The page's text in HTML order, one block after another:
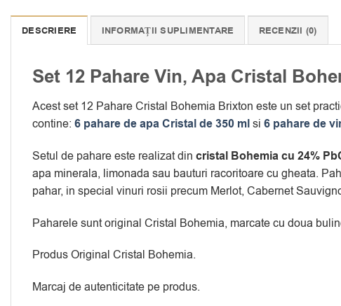
DESCRIERE INFORMAȚII SUPLIMENTARE RECENZII (0)
Set 12 Pahare Vin, Apa Cristal
Acest set 12 Pahare Cristal Bohemia Brixton este un set
contine: 6 pahare de apa Cristal de 350 mlsi 6 pahare de
Setul de pahare este realizat din cristal Bohemia cu 24%
apa minerala, limonada sau bauturi racoritoare cu gheata.
pahar, in special vinuri rosii precum Merlot, Cabernet
Paharele sunt original Cristal Bohemia, marcate cu doua
Produs Original Cristal Bohemia.
Marcaj de autenticitate pe produs.